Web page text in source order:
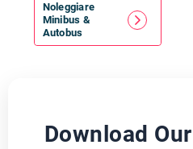
Noleggiare
Minibus &
Autobus
Download